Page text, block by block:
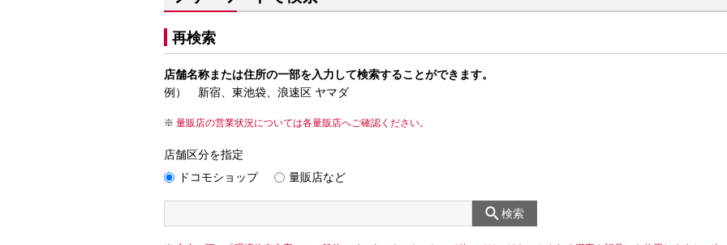
再検索
店舗名称または住所の一部を入力して検索することができます。
例） 新宿、東池袋、浪速区 ヤマダ
量販店の営業状況については各量販店へご確認ください。
店舗区分を指定
ドコモショップ
量販店など
検索